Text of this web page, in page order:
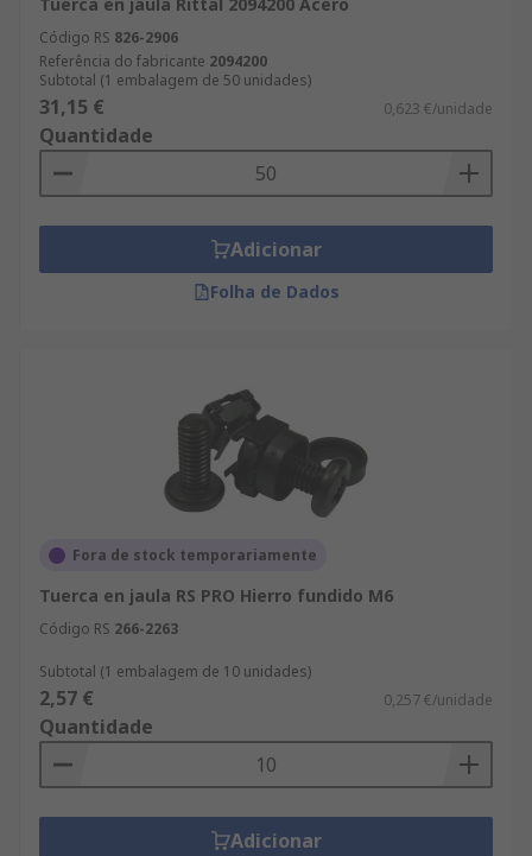
Código RS 826-2906
Referência do fabricante 2094200
Subtotal (1 embalagem de 50 unidades)
31,15 € 0,623 €/unidade
Quantidade
Adicionar
Folha de Dados
Fora de stock temporariamente
Tuerca en jaula RS PRO Hierro fundido M6
Código RS 266-2263
Subtotal (1 embalagem de 10 unidades)
2,57 € 0,257 €/unidade
Quantidade
Adicionar